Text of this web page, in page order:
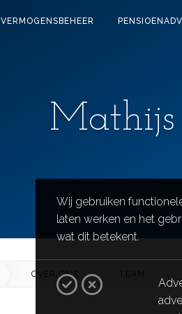
VERMOGENSBEHEER
Mathijs
OVER ONS
Wij gebruiken
laten werken en het
wat dit betekent.